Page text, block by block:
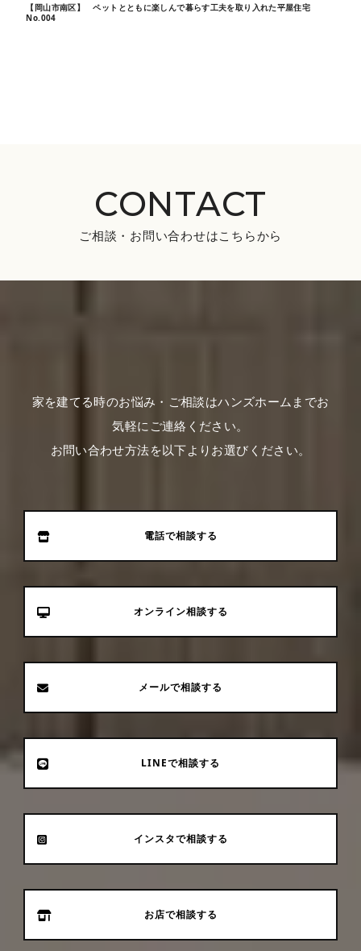
【岡山市南区】 ペットとともに楽しんで暮らす工夫を取り入れた平屋住宅
No.004
CONTACT
ご相談・お問い合わせはこちらから
家を建てる時のお悩み・ご相談はハンズホームまでお
気軽にご連絡ください。
お問い合わせ方法を以下よりお選びください。
電話で相談する
オンライン相談する
メールで相談する
LINEで相談する
インスタで相談する
お店で相談する